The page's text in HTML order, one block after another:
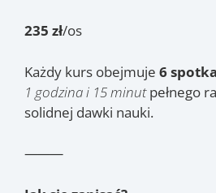
235 zł/os
Każdy kurs obejmuje 6
1 godzina i 15 minutpełnego
solidnej dawki nauki.
⸻